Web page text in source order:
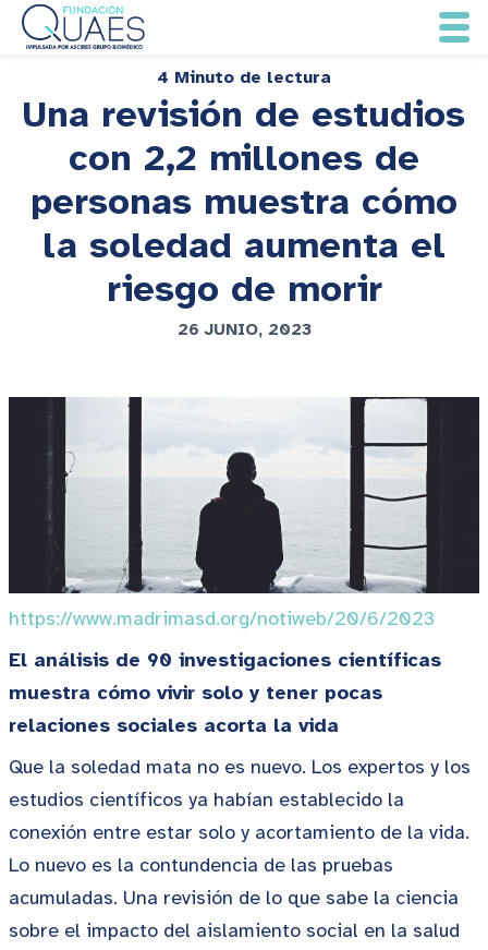
4 Minuto de lectura
Una revisión de estudios
con 2,2 millones de
personas muestra cómo
la soledad aumenta el
riesgo de morir
26 JUNIO, 2023
https://www.madrimasd.org/notiweb/20/6/2023
El análisis de 90 investigaciones científicas
muestra cómo vivir solo y tener pocas
relaciones sociales acorta la vida
Que la soledad mata no es nuevo. Los expertos y los
estudios científicos ya habían establecido la
conexión entre estar solo y acortamiento de la vida.
Lo nuevo es la contundencia de las pruebas
acumuladas. Una revisión de lo que sabe la ciencia
sobre el impacto del aislamiento social en la salud